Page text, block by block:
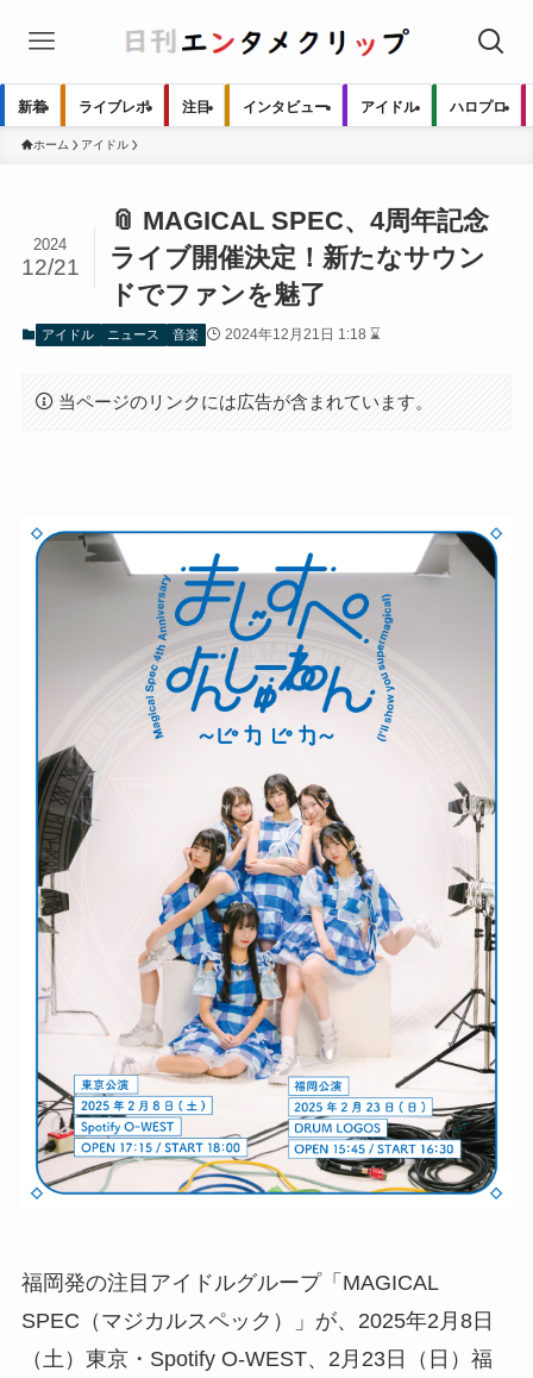
新着 ライブレポ 注目 インタビュー アイドル ハロプロ
ホーム アイドル
📎 MAGICAL SPEC、4周年記念
ライブ開催決定！新たなサウン
ドでファンを魅了
2024
12/21
アイドル ニュース 音楽 2024年12月21日 1:18 ⌛
当ページのリンクには広告が含まれています。
福岡発の注目アイドルグループ「MAGICAL
SPEC（マジカルスペック）」が、2025年2月8日
（土）東京・Spotify O-WEST、2月23日（日）福